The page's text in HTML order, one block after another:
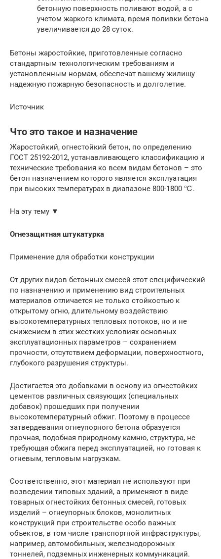
бетонную поверхность поливают водой, а с
учетом жаркого климата, время поливки бетона
увеличивается до 28 суток.
Бетоны жаростойкие, приготовленные согласно
стандартным технологическим требованиям и
установленным нормам, обеспечат вашему жилищу
надежную пожарную безопасность и долголетие.
Источник
Что это такое и назначение
Жаростойкий, огнестойкий бетон, по определению
ГОСТ 25192-2012, устанавливающего классификацию и
технические требования ко всем видам бетонов – это
бетон назначением которого является эксплуатация
при высоких температурах в диапазоне 800-1800 ℃.
На эту тему ▼
Огнезащитная штукатурка
Применение для обработки конструкции
От других видов бетонных смесей этот специфический
по назначению и применению вид строительных
материалов отличается не только стойкостью к
открытому огню, длительному воздействию
высокотемпературных тепловых потоков, но и не
снижением в этих жестких условиях основных
эксплуатационных параметров – сохранением
прочности, отсутствием деформации, поверхностного,
глубокого разрушения структуры.
Достигается это добавками в основу из огнестойких
цементов различных связующих (специальных
добавок) прошедших при получении
высокотемпературный обжиг. Поэтому в процессе
затвердевания огнеупорного бетона образуется
прочная, подобная природному камню, структура, не
требующая обжига перед эксплуатацией, но готовая к
огневым, тепловым нагрузкам.
Соответственно, этот материал не используют при
возведении типовых зданий, а применяют в виде
товарных огнестойких бетонных смесей, готовых
изделий – огнеупорных блоков, монолитных
конструкций при строительстве особо важных
объектов, в том числе транспортной инфраструктуры,
например, автомобильных, железнодорожных
тоннелей, подземных инженерных коммуникаций.